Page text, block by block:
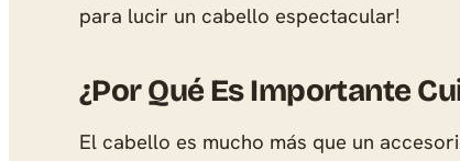
para lucir un cabello espectacular!
¿Por Qué Es Importante
El cabello es mucho más que un